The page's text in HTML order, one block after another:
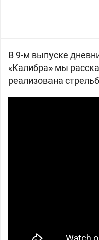
В 9-м выпуске
«Калибра» мы
реализована